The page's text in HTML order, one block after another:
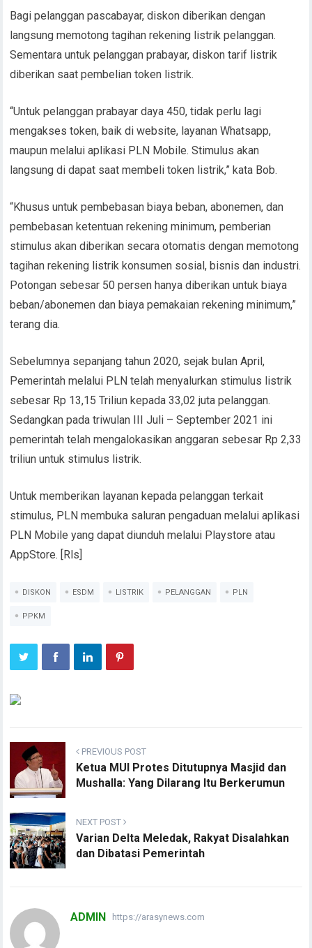
Bagi pelanggan pascabayar, diskon diberikan dengan
langsung memotong tagihan rekening listrik pelanggan.
Sementara untuk pelanggan prabayar, diskon tarif listrik
diberikan saat pembelian token listrik.
“Untuk pelanggan prabayar daya 450, tidak perlu lagi
mengakses token, baik di website, layanan Whatsapp,
maupun melalui aplikasi PLN Mobile. Stimulus akan
langsung di dapat saat membeli token listrik,” kata Bob.
“Khusus untuk pembebasan biaya beban, abonemen, dan
pembebasan ketentuan rekening minimum, pemberian
stimulus akan diberikan secara otomatis dengan memotong
tagihan rekening listrik konsumen sosial, bisnis dan industri.
Potongan sebesar 50 persen hanya diberikan untuk biaya
beban/abonemen dan biaya pemakaian rekening minimum,”
terang dia.
Sebelumnya sepanjang tahun 2020, sejak bulan April,
Pemerintah melalui PLN telah menyalurkan stimulus listrik
sebesar Rp 13,15 Triliun kepada 33,02 juta pelanggan.
Sedangkan pada triwulan III Juli – September 2021 ini
pemerintah telah mengalokasikan anggaran sebesar Rp 2,33
triliun untuk stimulus listrik.
Untuk memberikan layanan kepada pelanggan terkait
stimulus, PLN membuka saluran pengaduan melalui aplikasi
PLN Mobile yang dapat diunduh melalui Playstore atau
AppStore. [Rls]
DISKON ESDM LISTRIK PELANGGAN PLN
PPKM
PREVIOUS POST
Ketua MUI Protes Ditutupnya Masjid dan
Mushalla: Yang Dilarang Itu Berkerumun
NEXT POST
Varian Delta Meledak, Rakyat Disalahkan
dan Dibatasi Pemerintah
ADMIN https://arasynews.com